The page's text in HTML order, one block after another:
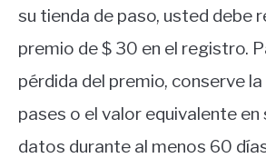
su tienda de paso, usted debe
premio de $ 30 en el registro.
pérdida del premio, conserve
pases o el valor equivalente en
datos durante al menos 60